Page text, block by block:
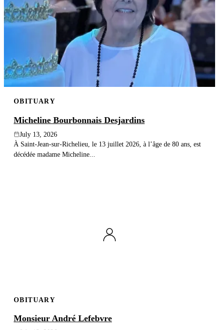
OBITUARY
Micheline Bourbonnais Desjardins
July 13, 2026
À Saint-Jean-sur-Richelieu, le 13 juillet 2026, à l’âge de 80 ans, est
décédée madame Micheline...
OBITUARY
Monsieur André Lefebvre